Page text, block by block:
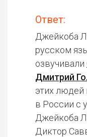
Ответ:
Джейкоба
русском
озвучивали
Дмитрий
этих
в России с
Джейкоба
Диктор